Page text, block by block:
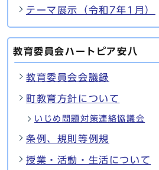
テーマ展示（令和7年1月）
教育委員会ハートピア安八
教育委員会会議録
町教育方針について
いじめ問題対策連絡協議会
条例、規則等例規
授業・活動・生活について